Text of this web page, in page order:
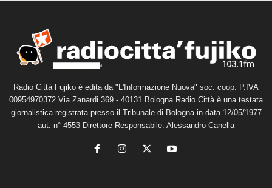
Radio Città Fujiko è edita da "L'Informazione Nuova" soc. coop. P.IVA
00954970372 Via Zanardi 369 - 40131 Bologna Radio Città è una testata
giornalistica registrata presso il Tribunale di Bologna in data 12/05/1977
aut. n° 4553 Direttore Responsabile: Alessandro Canella